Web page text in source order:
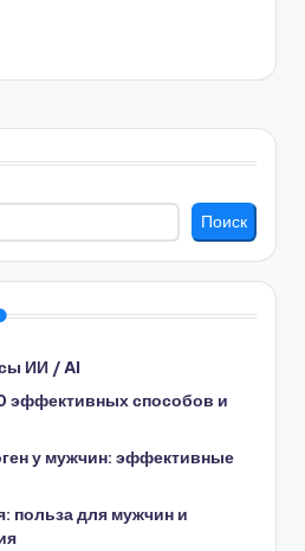
Поиск
ИИ / AI
эффективных способов и
у мужчин: эффективные
польза для мужчин и